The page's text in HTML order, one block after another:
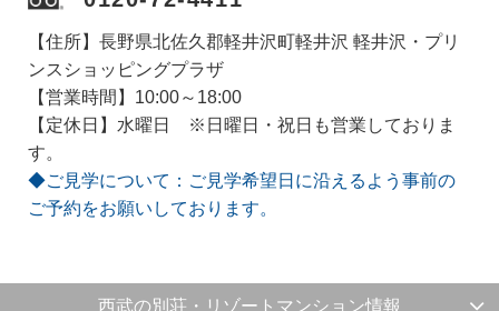
【住所】長野県北佐久郡軽井沢町軽井沢 軽井沢・プリ
ンスショッピングプラザ
【営業時間】10:00～18:00
【定休日】水曜日 ※日曜日・祝日も営業しておりま
す。
◆ご見学について：ご見学希望日に沿えるよう事前の
ご予約をお願いしております。
西武の別荘・リゾートマンション情報